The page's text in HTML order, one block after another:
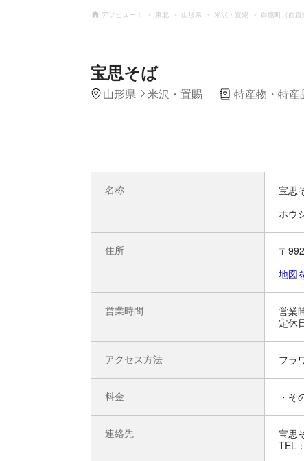
アソビュー！ 東北 山形県 米沢・置賜 白鷹町（西置
宝思そば
山形県 米沢・置賜 特産物・特産
名称
宝思
ホウ
住所
〒
地図
営業時間
営業
定休
アクセス方法 フラ
料金 ・
連絡先
宝思
TEL